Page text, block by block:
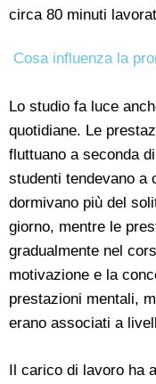
circa 80 minuti
Cosa influenza la
Lo studio fa luce
quotidiane. Le
fluttuano a seconda
studenti tendevano a
dormivano più del
giorno, mentre le
gradualmente nel
motivazione e la
prestazioni mentali,
erano associati a
Il carico di lavoro ha